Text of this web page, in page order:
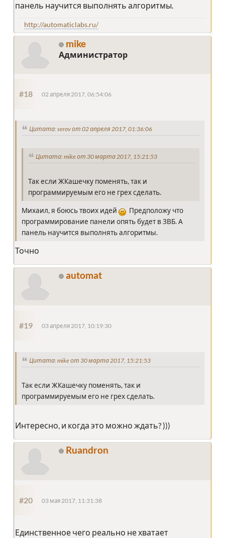
панель научится выполнять алгоритмы.
http://automaticlabs.ru/
mike
Администратор
#18 02 апреля 2017, 06:54:06
Цитата: serov от 02 апреля 2017, 01:36:06
Цитата: mike от 30 марта 2017, 15:21:53
Так если ЖКашечку поменять, так и
программируемым его не грех сделать.
Михаил, я боюсь твоих идей
Предположу что
программирование панели опять будет в ЗВБ. А
панель научится выполнять алгоритмы.
Точно
automat
#19 03 апреля 2017, 10:19:30
Цитата: mike от 30 марта 2017, 15:21:53
Так если ЖКашечку поменять, так и
программируемым его не грех сделать.
Интересно, и когда это можно ждать? )))
Ruandron
#20 03 мая 2017, 11:31:38
Единственное чего реально не хватает